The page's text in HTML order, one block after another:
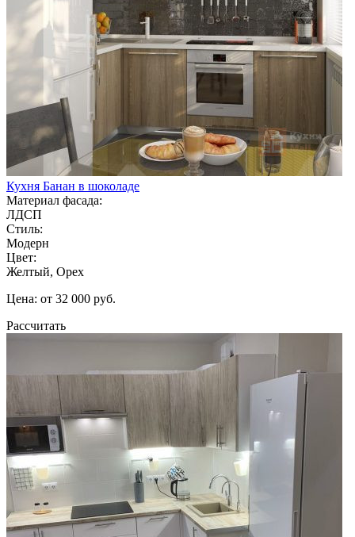
Кухня Банан в шоколаде
Материал фасада:
ЛДСП
Стиль:
Модерн
Цвет:
Желтый, Орех
Цена: от 32 000 руб.
Рассчитать